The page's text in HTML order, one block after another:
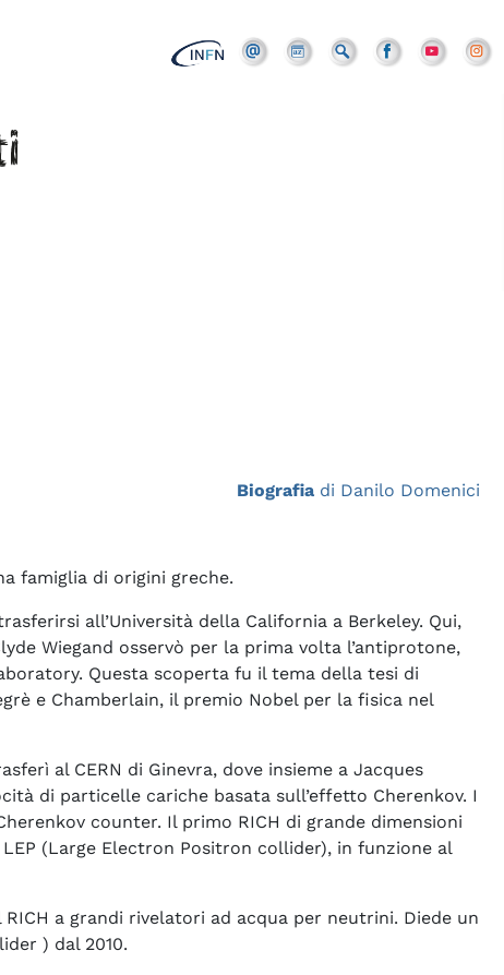
Biografia di Danilo Domenici
famiglia di origini greche.
all’Università della California a Berkeley. Qui,
Wiegand osservò per la prima volta l’antiprotone,
Questa scoperta fu il tema della tesi di
e Chamberlain, il premio Nobel per la fisica nel
al CERN di Ginevra, dove insieme a Jacques
di particelle cariche basata sull’effetto Cherenkov. I
counter. Il primo RICH di grande dimensioni
(Large Electron Positron collider), in funzione al
a grandi rivelatori ad acqua per neutrini. Diede un
) dal 2010.